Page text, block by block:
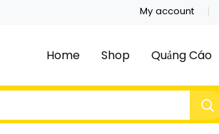
My account
Home Shop Quảng Cáo